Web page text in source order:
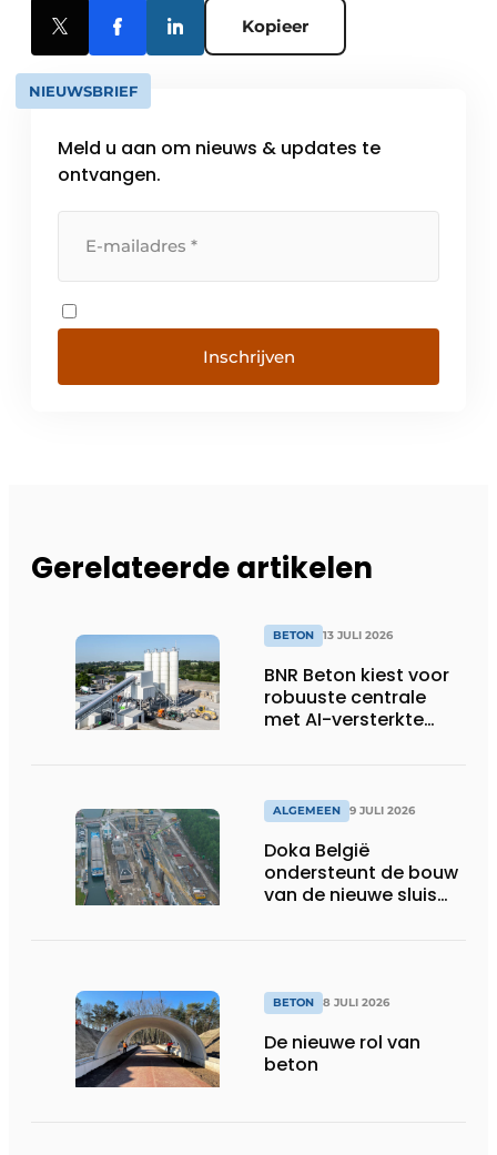
Kopieer
NIEUWSBRIEF
Meld u aan om nieuws & updates te
ontvangen.
Inschrijven
Gerelateerde artikelen
BETON 13 JULI 2026
BNR Beton kiest voor
robuuste centrale
met AI-versterkte
ALGEMEEN 9 JULI 2026
Doka België
ondersteunt de bouw
van de nieuwe sluis
BETON 8 JULI 2026
De nieuwe rol van
beton